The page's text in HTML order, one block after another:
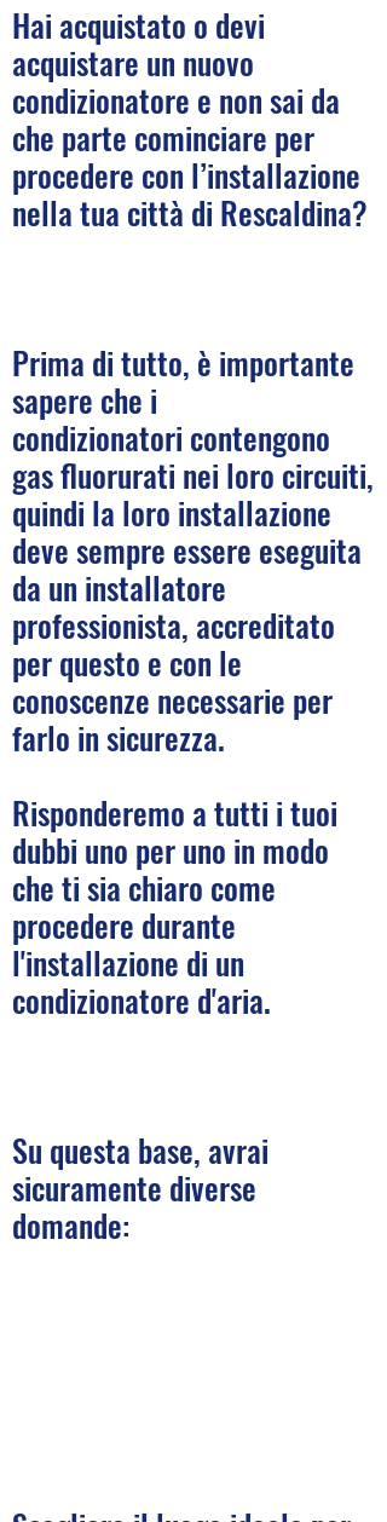
Hai acquistato o devi
acquistare un nuovo
condizionatore e non sai da
che parte cominciare per
procedere con l’installazione
nella tua città di Rescaldina?
Prima di tutto, è importante
sapere che i
condizionatori contengono
gas fluorurati nei loro circuiti,
quindi la loro installazione
deve sempre essere eseguita
da un installatore
professionista, accreditato
per questo e con le
conoscenze necessarie per
farlo in sicurezza.
Risponderemo a tutti i tuoi
dubbi uno per uno in modo
che ti sia chiaro come
procedere durante
l'installazione di un
condizionatore d'aria.
Su questa base, avrai
sicuramente diverse
domande: